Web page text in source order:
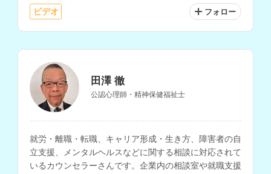
ビデオ フォロー
田澤 徹
公認心理師・精神保健福祉士
就労・離職・転職、キャリア形成・生き方、障害者の自
立支援、メンタルヘルスなどに関する相談に対応されて
いるカウンセラーさんです。企業内の相談室や就職支援